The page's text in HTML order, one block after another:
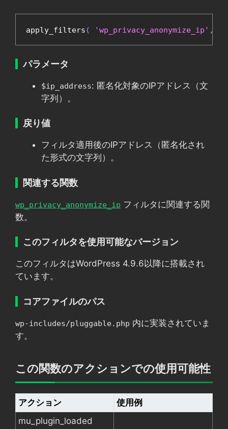
apply_filters ( 'wp_privacy_anonymize_ip' ,
パラメータ
$ip_address: 匿名化対象のIPアドレス（文
字列）。
戻り値
フィルタ適用後のIPアドレス（匿名化され
た形式の文字列）。
関連する関数
wp_privacy_anonymize_ip フィルタに関連する関
数。
このフィルタを使用可能なバージョン
このフィルタはWordPress 4.9.6以降に搭載され
ています。
コアファイルのパス
wp-includes/pluggable.php 内に実装されていま
す。
この関数のアクションでの使用可能性
アクション
使用例
mu_plugin_loaded